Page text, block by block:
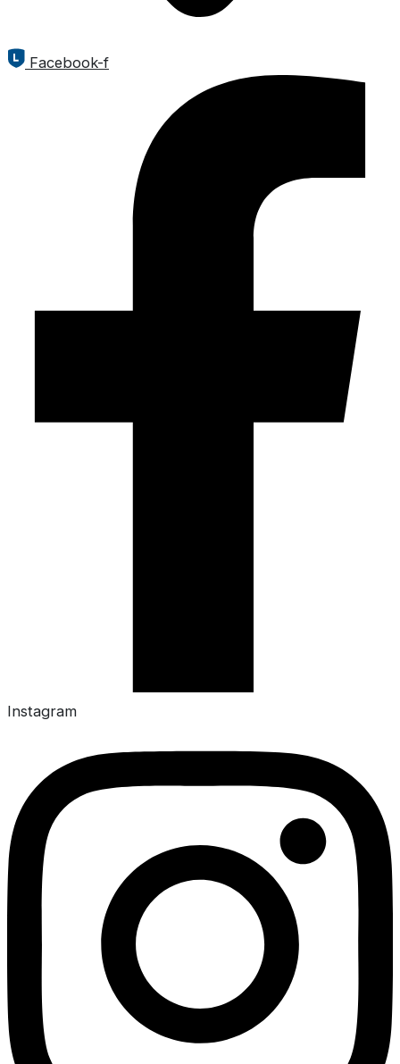
Facebook-f
Instagram